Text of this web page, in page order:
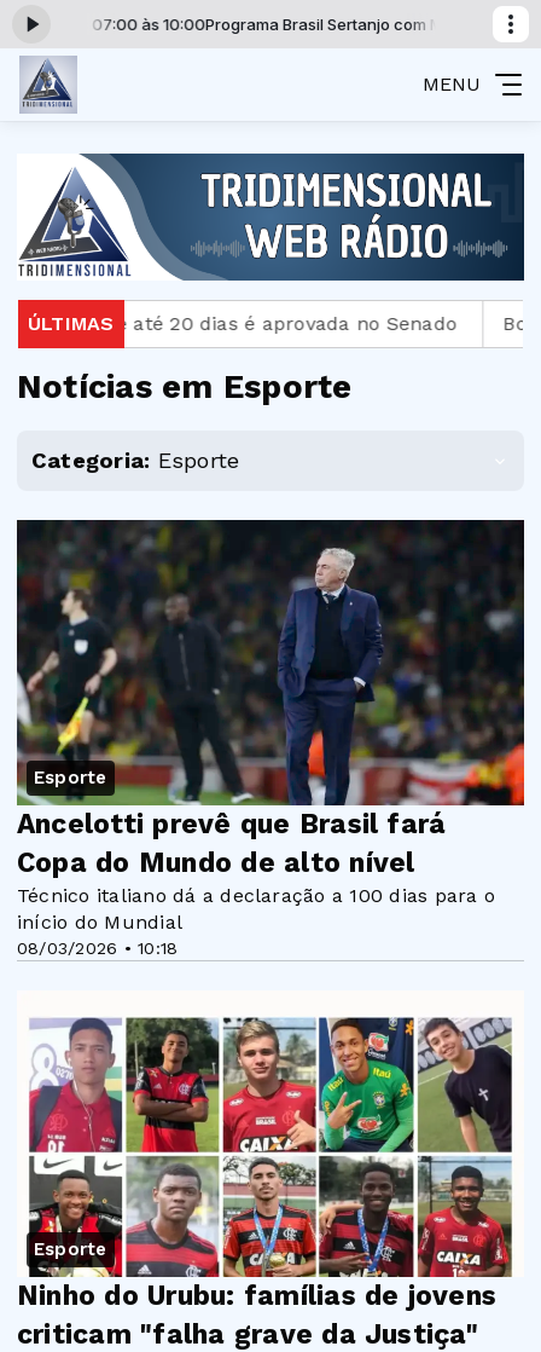
07:00 às 10:00Programa Brasil Sertanjo com Mauri Nunes Vitória
MENU
ÚLTIMAS
20 dias é aprovada no Senado Bombeiros
Notícias em Esporte
Categoria: Esporte
Esporte
08/03/2026 • 10:18
Ancelotti prevê que Brasil fará
Copa do Mundo de alto nível
Técnico italiano dá a declaração a 100 dias para o
início do Mundial
Esporte
Ninho do Urubu: famílias de jovens
criticam "falha grave da Justiça"